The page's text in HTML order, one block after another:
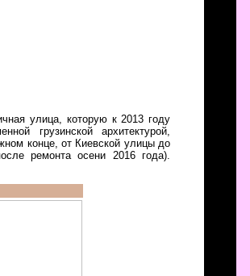
улица, которую к 2013 году
грузинской архитектурой,
конце, от Киевской улицы до
ремонта осени 2016 года).